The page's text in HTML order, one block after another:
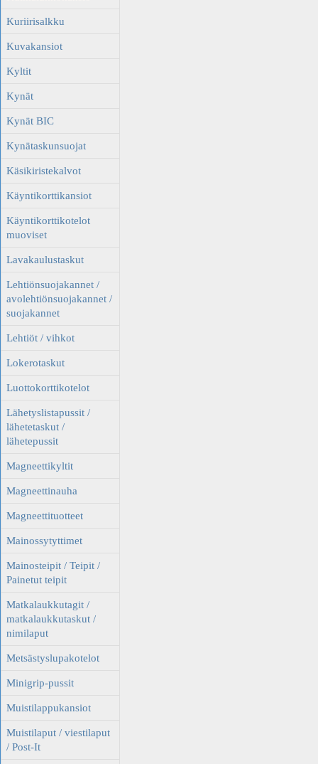
Kuriirisalkku
Kuvakansiot
Kyltit
Kynät
Kynät BIC
Kynätaskunsuojat
Käsikiristekalvot
Käyntikorttikansiot
Käyntikorttikotelot
muoviset
Lavakaulustaskut
Lehtiönsuojakannet /
avolehtiönsuojakannet /
suojakannet
Lehtiöt / vihkot
Lokerotaskut
Luottokorttikotelot
Lähetyslistapussit /
lähetetaskut /
lähetepussit
Magneettikyltit
Magneettinauha
Magneettituotteet
Mainossytyttimet
Mainosteipit / Teipit /
Painetut teipit
Matkalaukkutagit /
matkalaukkutaskut /
nimilaput
Metsästyslupakotelot
Minigrip-pussit
Muistilappukansiot
Muistilaput / viestilaput
/ Post-It